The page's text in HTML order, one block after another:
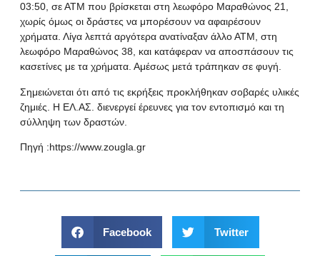
03:50, σε ΑΤΜ που βρίσκεται στη λεωφόρο Μαραθώνος 21,
χωρίς όμως οι δράστες να μπορέσουν να αφαιρέσουν
χρήματα. Λίγα λεπτά αργότερα ανατίναξαν άλλο ΑΤΜ, στη
λεωφόρο Μαραθώνος 38, και κατάφεραν να αποσπάσουν τις
κασετίνες με τα χρήματα. Αμέσως μετά τράπηκαν σε φυγή.
Σημειώνεται ότι από τις εκρήξεις προκλήθηκαν σοβαρές υλικές
ζημιές. Η ΕΛ.ΑΣ. διενεργεί έρευνες για τον εντοπισμό και τη
σύλληψη των δραστών.
Πηγή :https://www.zougla.gr
Facebook Twitter